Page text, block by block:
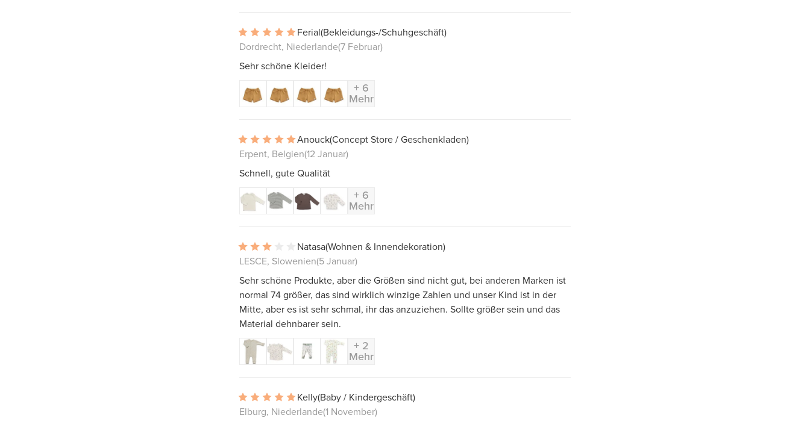
Ferial(Bekleidungs-/Schuhgeschäft)
Dordrecht, Niederlande(7 Februar)
Sehr schöne Kleider!
+ 6
Mehr
Anouck(Concept Store / Geschenkladen)
Erpent, Belgien(12 Januar)
Schnell, gute Qualität
+ 6
Mehr
Natasa(Wohnen & Innendekoration)
LESCE, Slowenien(5 Januar)
Sehr schöne Produkte, aber die Größen sind nicht gut, bei anderen Marken ist
normal 74 größer, das sind wirklich winzige Zahlen und unser Kind ist in der
Mitte, aber es ist sehr schmal, ihr das anzuziehen. Sollte größer sein und das
Material dehnbarer sein.
+ 2
Mehr
Kelly(Baby / Kindergeschäft)
Elburg, Niederlande(1 November)